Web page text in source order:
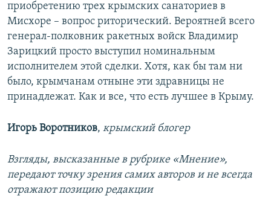
приобретению трех крымских санаториев в
Мисхоре – вопрос риторический. Вероятней всего
генерал-полковник ракетных войск Владимир
Зарицкий просто выступил номинальным
исполнителем этой сделки. Хотя, как бы там ни
было, крымчанам отныне эти здравницы не
принадлежат. Как и все, что есть лучшее в Крыму.
Игорь Воротников, крымский блогер
Взгляды, высказанные в рубрике «Мнение»,
передают точку зрения самих авторов и не всегда
отражают позицию редакции